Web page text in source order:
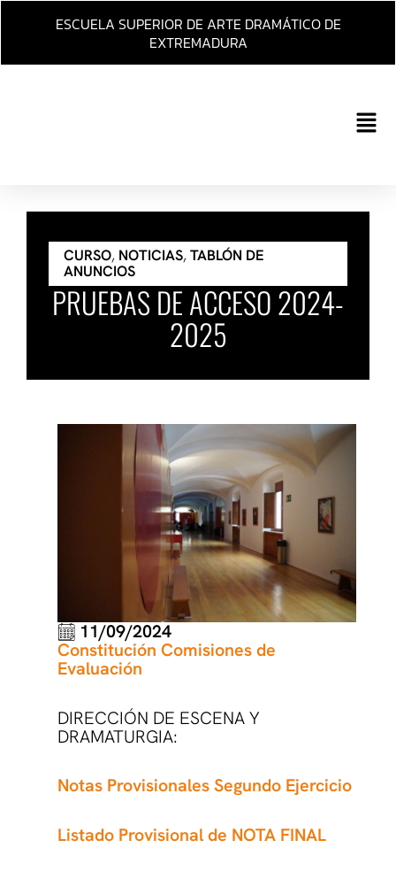
Ir
ESCUELA SUPERIOR DE ARTE DRAMÁTICO DE
EXTREMADURA
Main
CURSO, NOTICIAS,TABLÓN DE
ANUNCIOS
PRUEBAS DE ACCESO 2024-
2025
11/09/2024
Constitución Comisiones de
Evaluación
DIRECCIÓN DE ESCENA Y
DRAMATURGIA:
Notas Provisionales Segundo Ejercicio
Listado Provisional de NOTA FINAL